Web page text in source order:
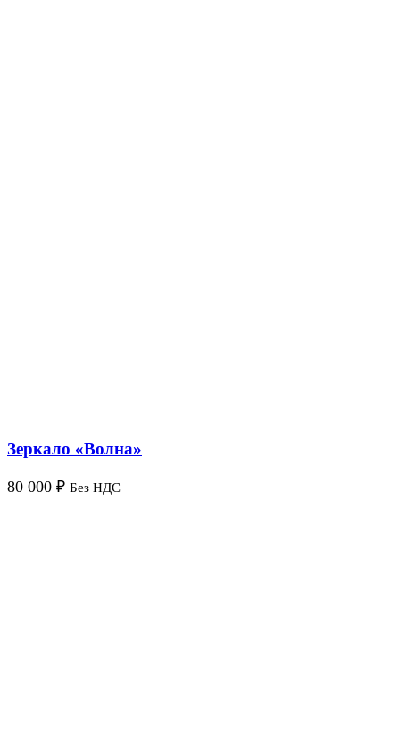
Зеркало «Волна»
80 000 ₽ Без НДС